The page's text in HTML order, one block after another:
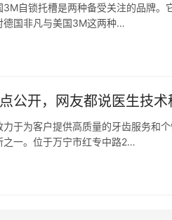
自锁托槽是两种备受关注的品牌
德国非凡与美国3M这两种…
公开，网友都说医生技术
于为客户提供高质量的牙齿服务和
之一。位于万宁市红专中路2…